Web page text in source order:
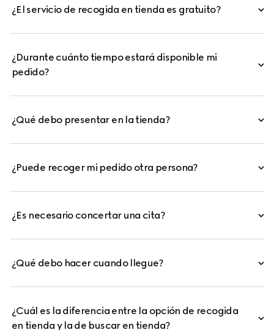
¿El servicio de recogida en tienda es gratuito?
¿Durante cuánto tiempo estará disponible mi
pedido?
¿Qué debo presentar en la tienda?
¿Puede recoger mi pedido otra persona?
¿Es necesario concertar una cita?
¿Qué debo hacer cuando llegue?
¿Cuál es la diferencia entre la opción de recogida
en tienda y la de buscar en tienda?